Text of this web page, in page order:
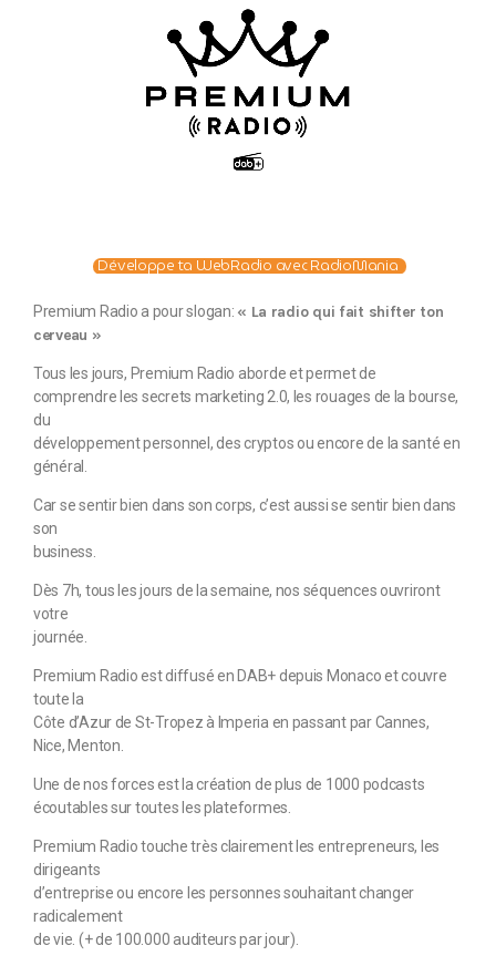
Développe ta WebRadio avec RadioMania
Premium Radio a pour slogan: « La radio qui fait shifter ton
cerveau »
Tous les jours, Premium Radio aborde et permet de
comprendre les secrets marketing 2.0, les rouages de la bourse,
du
développement personnel, des cryptos ou encore de la santé en
général.
Car se sentir bien dans son corps, c’est aussi se sentir bien dans
son
business.
Dès 7h, tous les jours de la semaine, nos séquences ouvriront
votre
journée.
Premium Radio est diffusé en DAB+ depuis Monaco et couvre
toute la
Côte d’Azur de St-Tropez à Imperia en passant par Cannes,
Nice, Menton.
Une de nos forces est la création de plus de 1000 podcasts
écoutables sur toutes les plateformes.
Premium Radio touche très clairement les entrepreneurs, les
dirigeants
d’entreprise ou encore les personnes souhaitant changer
radicalement
de vie. (+ de 100.000 auditeurs par jour).